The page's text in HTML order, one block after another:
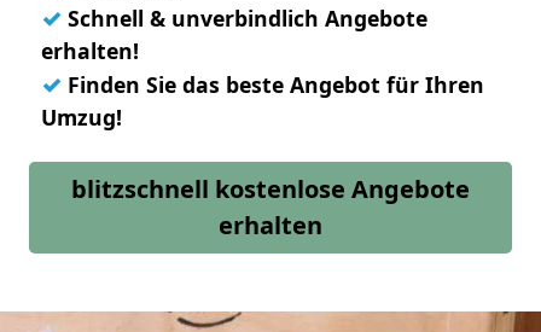
✓ Schnell & unverbindlich Angebote
erhalten!
✓ Finden Sie das beste Angebot für Ihren
Umzug!
blitzschnell kostenlose Angebote
erhalten